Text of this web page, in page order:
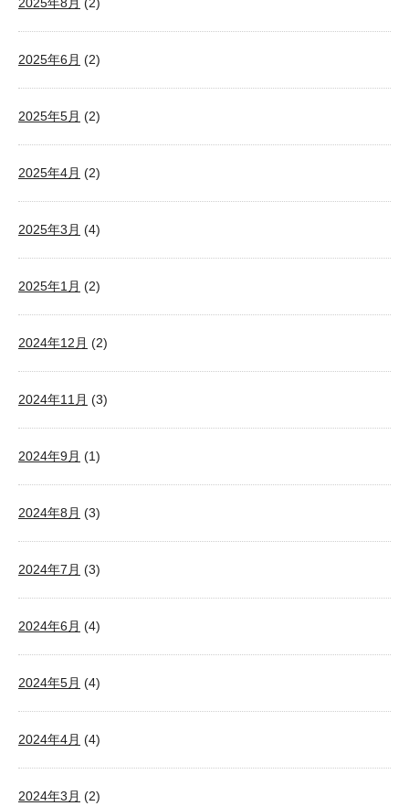
2025年6月 (2)
2025年5月 (2)
2025年4月 (2)
2025年3月 (4)
2025年1月 (2)
2024年12月 (2)
2024年11月 (3)
2024年9月 (1)
2024年8月 (3)
2024年7月 (3)
2024年6月 (4)
2024年5月 (4)
2024年4月 (4)
2024年3月 (2)